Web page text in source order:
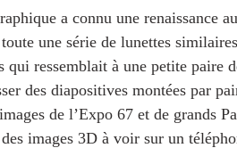
a connu une renaissance
une série de lunettes
qui ressemblait à une petite paire
des diapositives montées par
de l’Expo 67 et de grands
images 3D à voir sur un